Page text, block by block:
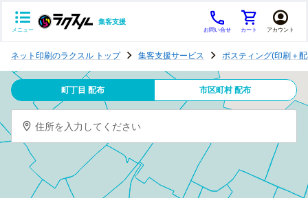
メニュー
集客支援
お問い合せ カート アカウント
テ
ン
グ
ネット印刷のラクスル トップ 集客支援サービス ポスティング(印刷＋
町丁目 配布 市区町村 配布
住所を入力してください